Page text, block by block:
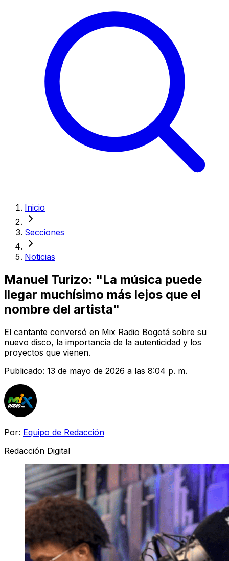
Inicio
Secciones
Noticias
Manuel Turizo: "La música puede
llegar muchísimo más lejos que el
nombre del artista"
El cantante conversó en Mix Radio Bogotá sobre su
nuevo disco, la importancia de la autenticidad y los
proyectos que vienen.
Publicado: 13 de mayo de 2026 a las 8:04 p. m.
Por: Equipo de Redacción
Redacción Digital